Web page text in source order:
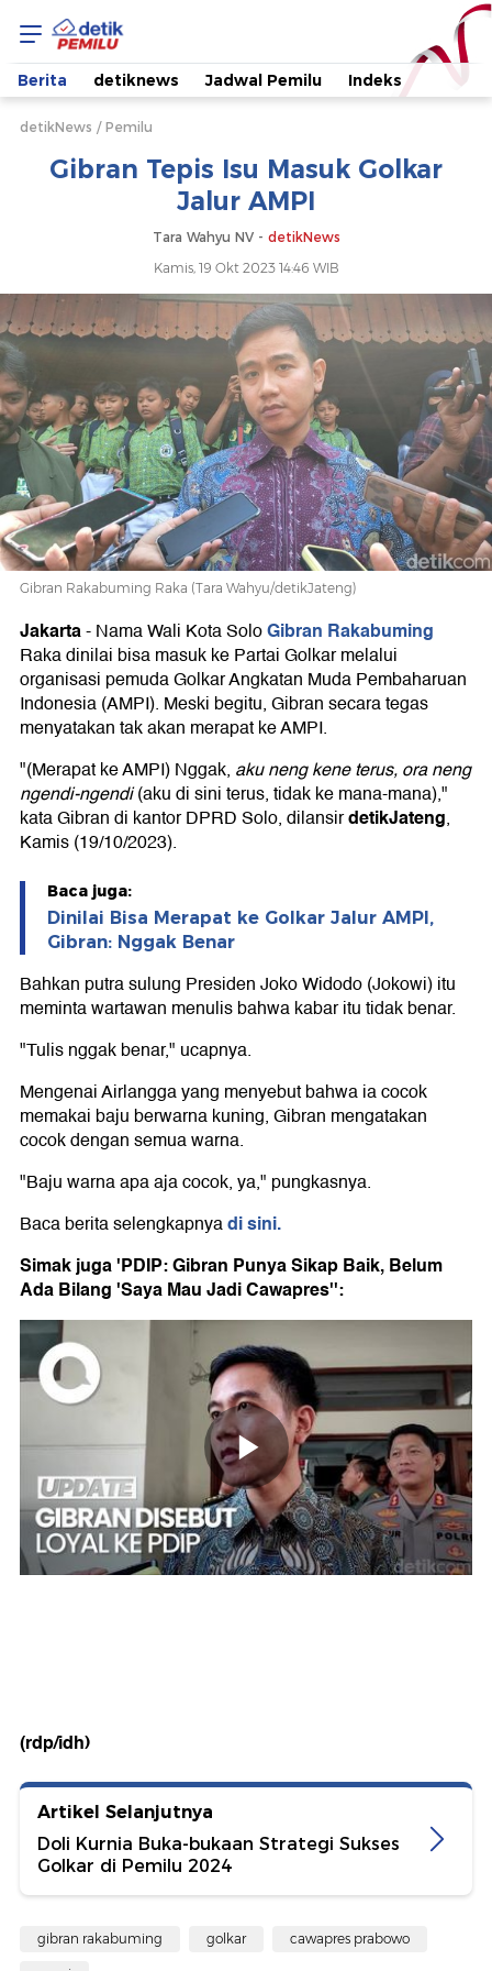
Gibran
Tepis
Isu
Jalur
AMPI
Berita detiknews Jadwal Pemilu Indeks
detikNews Pemilu
Gibran Tepis Isu Masuk Golkar
Jalur AMPI
Tara Wahyu NV - detikNews
Kamis, 19 Okt 2023 14:46 WIB
Gibran Rakabuming Raka (Tara Wahyu/detikJateng)
Jakarta-Nama Wali Kota SoloGibran Rakabuming
Raka dinilai bisa masuk ke Partai Golkar melalui
organisasi pemuda Golkar Angkatan Muda Pembaharuan
Indonesia (AMPI). Meski begitu, Gibran secara tegas
menyatakan tak akan merapat ke AMPI.
"(Merapat ke AMPI) Nggak, aku neng kene terus, ora neng
ngendi-ngendi(aku di sini terus, tidak ke mana-mana),"
kata Gibran di kantor DPRD Solo, dilansirdetikJateng,
Kamis (19/10/2023).
Baca juga:
Dinilai Bisa Merapat ke Golkar Jalur AMPI,
Gibran: Nggak Benar
Bahkan putra sulung Presiden Joko Widodo (Jokowi) itu
meminta wartawan menulis bahwa kabar itu tidak benar.
"Tulis nggak benar," ucapnya.
Mengenai Airlangga yang menyebut bahwa ia cocok
memakai baju berwarna kuning, Gibran mengatakan
cocok dengan semua warna.
"Baju warna apa aja cocok, ya," pungkasnya.
Baca berita selengkapnyadi sini.
Simak juga 'PDIP: Gibran Punya Sikap Baik, Belum
Ada Bilang 'Saya Mau Jadi Cawapres'':
(rdp/idh)
Artikel Selanjutnya
Doli Kurnia Buka-bukaan Strategi Sukses
Golkar di Pemilu 2024
gibran rakabuming golkar cawapres prabowo